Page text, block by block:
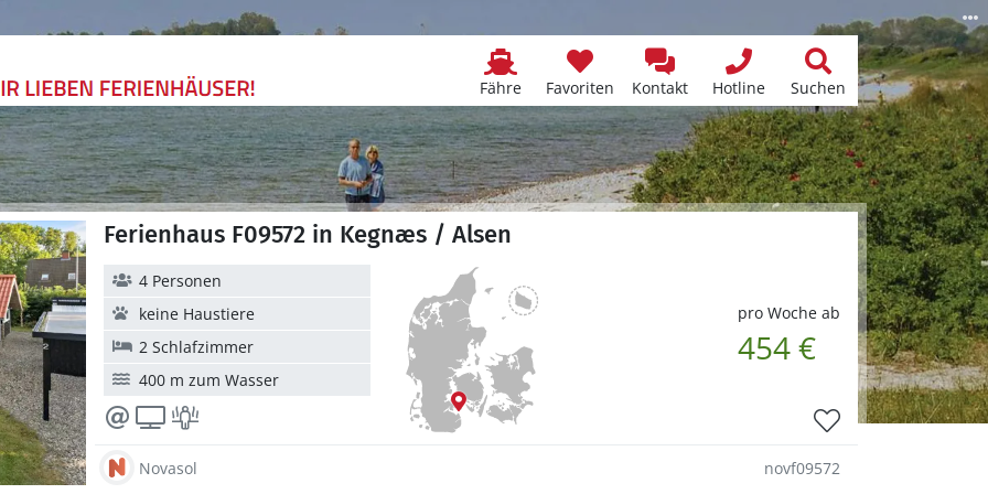
Fähre Favoriten Kontakt Hotline Suchen
Ferienhaus F09572 in Kegnæs / Alsen
pro Woche ab
454 €
4 Personen
keine Haustiere
2 Schlafzimmer
400 m zum Wasser
Novasol novf09572